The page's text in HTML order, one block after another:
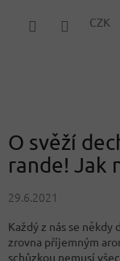
CZK
O svěží
rande! Jak
29.6.2021
Každý z nás se
zrovna příjemným
schůzkou nemusí